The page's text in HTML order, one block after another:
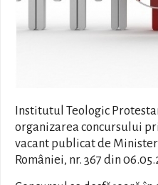
Institutul Teologic
organizarea concursului
vacant publicat de
României, nr. 367 din